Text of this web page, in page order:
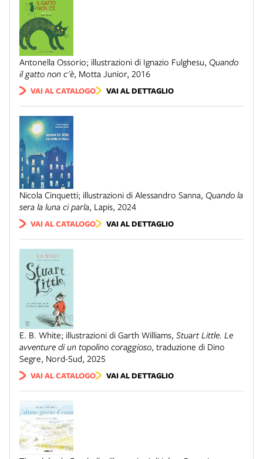
Antonella Ossorio; illustrazioni di Ignazio Fulghesu, Quando
il gatto non c'è, Motta Junior, 2016
VAI AL CATALOGO VAI AL DETTAGLIO
Nicola Cinquetti; illustrazioni di Alessandro Sanna, Quando la
sera la luna ci parla, Lapis, 2024
VAI AL CATALOGO VAI AL DETTAGLIO
E. B. White; illustrazioni di Garth Williams, Stuart Little. Le
avventure di un topolino coraggioso, traduzione di Dino
Segre, Nord-Sud, 2025
VAI AL CATALOGO VAI AL DETTAGLIO